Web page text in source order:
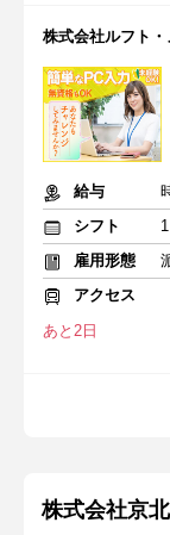
株式会社ルフト
給与
シフト
雇用形態
アクセス
あと2日
株式会社京北